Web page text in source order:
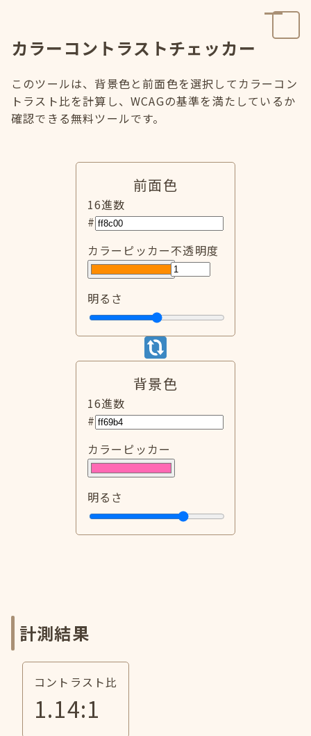
カラーコントラストチェッカー
このツールは、背景色と前面色を選択してカラーコン
トラスト比を計算し、WCAGの基準を満たしているか
確認できる無料ツールです。
前面色
16進数
#
カラーピッカー不透明度
明るさ
背景色
16進数
#
カラーピッカー
明るさ
計測結果
コントラスト比
1.14:1